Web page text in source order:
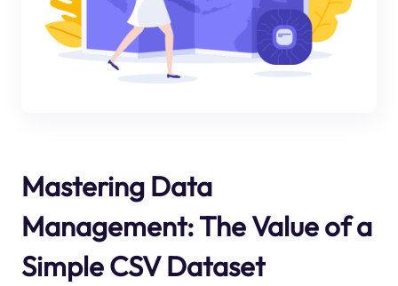
Mastering Data
Management: The Value of a
Simple CSV Dataset